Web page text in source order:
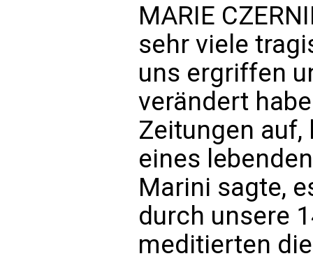
MARIE
sehr viele
uns ergriffen
verändert
Zeitungen auf,
eines
Marini sagte,
durch unsere
meditierten